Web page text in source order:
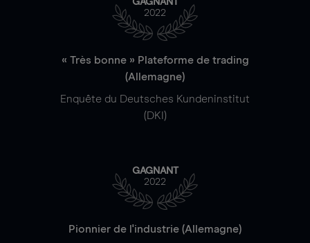
2022
« Très bonne » Plateforme de trading
(Allemagne)
Enquête du Deutsches Kundeninstitut
(DKI)
GAGNANT
2022
Pionnier de l'industrie (Allemagne)